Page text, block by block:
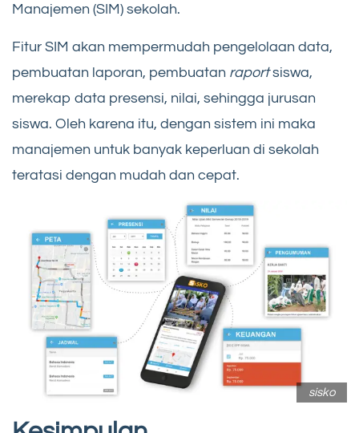
Manajemen (SIM) sekolah.
Fitur SIM akan mempermudah pengelolaan data,
pembuatan laporan, pembuatan raportsiswa,
merekap data presensi, nilai, sehingga jurusan
siswa. Oleh karena itu, dengan sistem ini maka
manajemen untuk banyak keperluan di sekolah
teratasi dengan mudah dan cepat.
sisko